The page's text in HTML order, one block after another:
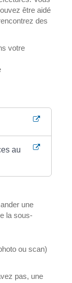
être aidé
des
votre
au
une
la sous-
ou scan)
pas, une